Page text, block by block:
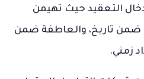
التعقيد حيث تهيمن
ضمن تاريخ، والعاطفة ضمن
زمني.